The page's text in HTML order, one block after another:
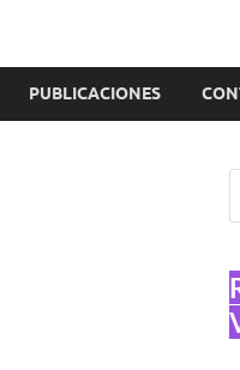
PUBLICACIONES